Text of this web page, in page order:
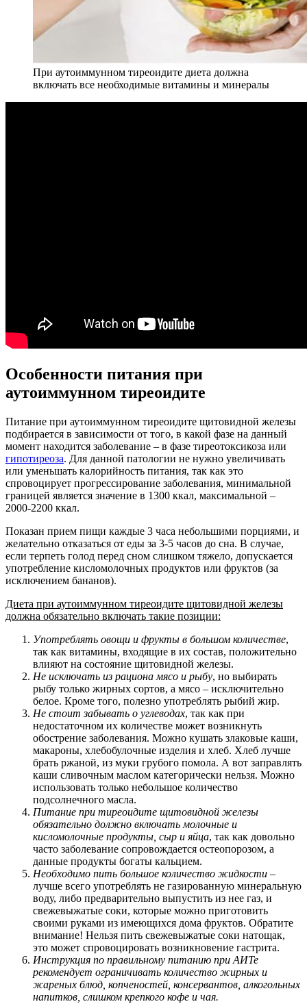
При аутоиммунном тиреоидите диета должна
включать все необходимые витамины и минералы
Особенности питания при
аутоиммунном тиреоидите
Питание при аутоиммунном тиреоидите щитовидной железы
подбирается в зависимости от того, в какой фазе на данный
момент находится заболевание – в фазе тиреотоксикоза или
гипотиреоза. Для данной патологии не нужно увеличивать
или уменьшать калорийность питания, так как это
спровоцирует прогрессирование заболевания, минимальной
границей является значение в 1300 ккал, максимальной –
2000-2200 ккал.
Показан прием пищи каждые 3 часа небольшими порциями, и
желательно отказаться от еды за 3-5 часов до сна. В случае,
если терпеть голод перед сном слишком тяжело, допускается
употребление кисломолочных продуктов или фруктов (за
исключением бананов).
Диета при аутоиммунном тиреоидите щитовидной железы
должна обязательно включать такие позиции:
Употреблять овощи и фрукты в большом количестве,
так как витамины, входящие в их состав, положительно
влияют на состояние щитовидной железы.
Не исключать из рациона мясо и рыбу, но выбирать
рыбу только жирных сортов, а мясо – исключительно
белое. Кроме того, полезно употреблять рыбий жир.
Не стоит забывать о углеводах, так как при
недостаточном их количестве может возникнуть
обострение заболевания. Можно кушать злаковые каши,
макароны, хлебобулочные изделия и хлеб. Хлеб лучше
брать ржаной, из муки грубого помола. А вот заправлять
каши сливочным маслом категорически нельзя. Можно
использовать только небольшое количество
подсолнечного масла.
Питание при тиреоидите щитовидной железы
обязательно должно включать молочные и
кисломолочные продукты, сыр и яйца, так как довольно
часто заболевание сопровождается остеопорозом, а
данные продукты богаты кальцием.
Необходимо пить большое количество жидкости –
лучше всего употреблять не газированную минеральную
воду, либо предварительно выпустить из нее газ, и
свежевыжатые соки, которые можно приготовить
своими руками из имеющихся дома фруктов. Обратите
внимание! Нельзя пить свежевыжатые соки натощак,
это может спровоцировать возникновение гастрита.
Инструкция по правильному питанию при АИТе
рекомендует ограничивать количество жирных и
жареных блюд, копченостей, консервантов, алкогольных
напитков, слишком крепкого кофе и чая.